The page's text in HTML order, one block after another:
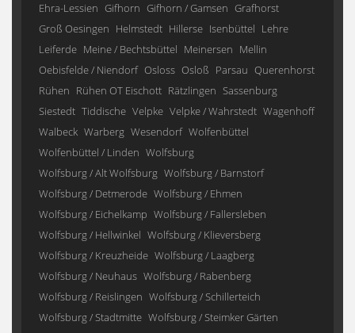
Ehra-Lessien Gifhorn Gifhorn / Gamsen Grafhorst
Groß Oesingen Helmstedt Hillerse Isenbüttel Lehre
Leiferde Meine / Bechtsbüttel Meinersen Mellin
Oebisfelde / Niendorf Osloss Osloß Parsau Querenhorst
Rühen Rühen OT Eischott Rätzlingen Sassenburg
Siestedt Tiddische Velpke Velpke / Wahrstedt Wagenhoff
Walbeck Warberg Wesendorf Wolfenbüttel
Wolfenbüttel / Linden Wolfsburg
Wolfsburg / Alt Wolfsburg Wolfsburg / Barnstorf
Wolfsburg / Detmerode Wolfsburg / Ehmen
Wolfsburg / Eichelkamp Wolfsburg / Fallersleben
Wolfsburg / Hellwinkel Wolfsburg / Klieversberg
Wolfsburg / Kreuzheide Wolfsburg / Laagberg
Wolfsburg / Neuhaus Wolfsburg / Rabenberg
Wolfsburg / Reislingen Wolfsburg / Schillerteich
Wolfsburg / Stadtmitte Wolfsburg / Steimker Gärten